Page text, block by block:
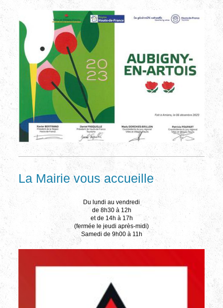
La Mairie vous accueille
Du lundi au vendredi
de 8h30 à 12h
et de 14h à 17h
(fermée le jeudi après-midi)
Samedi de 9h00 à 11h